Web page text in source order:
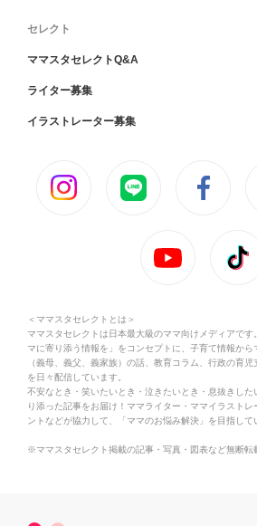
セレクト
ママスタセレクトQ&A
ライター募集
イラストレーター募集
＜ママスタセレクトとは＞
ママスタセレクトは日本最大級のママ向けメディアで
マに寄り添う情報を」をコンセプトに、子育て情報か
（義母、義父、義家族）の話、教育コラム、行政の育
を日々配信しています。
不安なとき・笑いたいとき・泣きたいとき・息抜きし
り添った記事をお届け！ママライター・ママイラスト
ントなどが協力して、「ママのお悩み解決」を目指して
※ママスタセレクト掲載の記事・写真・図表など無断転